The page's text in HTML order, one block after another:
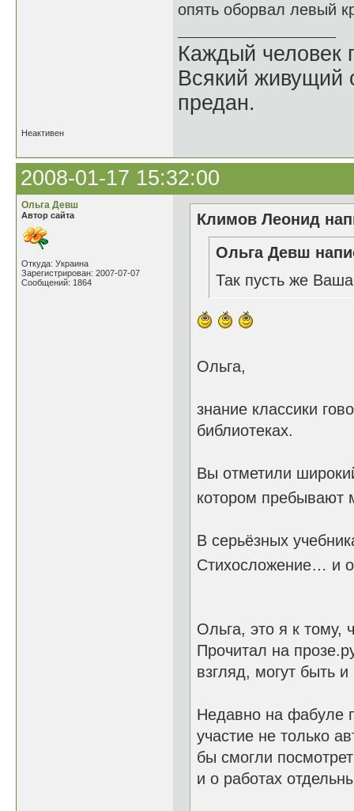
опять оборвал левый
Каждый человек
Всякий живущий
предан.
Неактивен
2008-01-17 15:32:00
Ольга Девш
Автор сайта
Откуда: Украина
Зарегистрирован: 2007-07-07
Сообщений: 1864
Климов Леонид
Ольга Девш
Так пусть же
Ольга,
знание классики
библиотеках.
Вы отметили
котором пребывают
В серьёзных
Стихосложение… и
Ольга, это я к тому,
Прочитал на
взгляд, могут быть
Недавно на фабуле
участие не только
бы смогли
и о работах